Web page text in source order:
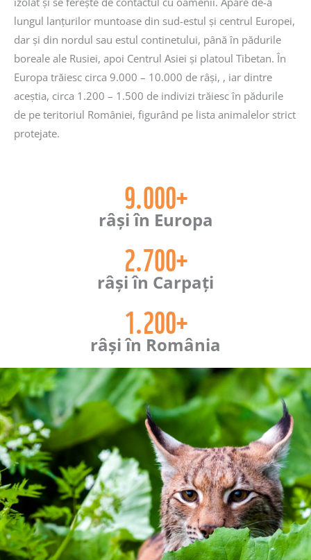
lungul lanțurilor muntoase din sud-estul și centrul Europei,
dar și din nordul sau estul continetului, până în pădurile
boreale ale Rusiei, apoi Centrul Asiei și platoul Tibetan. În
Europa trăiesc circa 9.000 – 10.000 de râși, , iar dintre
aceștia, circa 1.200 – 1.500 de indivizi trăiesc în pădurile
de pe teritoriul României, figurând pe lista animalelor strict
protejate.
9.000+
râși în Europa
2.700+
râși în Carpați
1.200+
râși în România